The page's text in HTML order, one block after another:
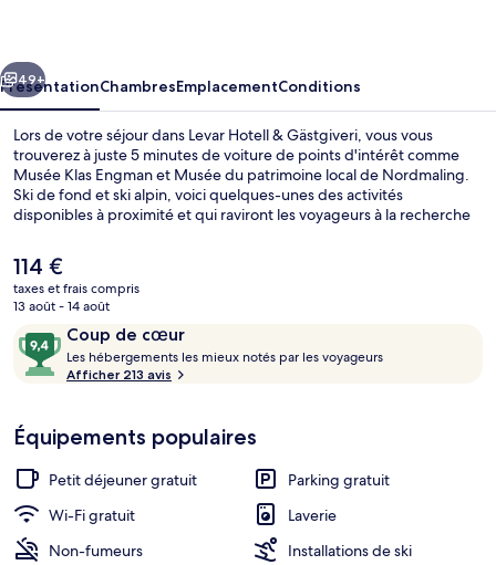
Suivant
49+
PrésentationChambresEmplacementConditions
Lors de votre séjour dans Levar Hotell & Gästgiveri, vous vous
trouverez à juste 5 minutes de voiture de points d'intérêt comme
Musée Klas Engman et Musée du patrimoine local de Nordmaling.
Ski de fond et ski alpin, voici quelques-unes des activités
disponibles à proximité et qui raviront les voyageurs à la recherche
comme l'accès Wi-Fi, le parking sans voiturier et un petit déjeuner
buffet, proposé tous les jours, entre 08 h 00 et 09 h 00. Au menu
des petits plus offerts sur place, on trouve une terrasse et un jardin.
Sympa non ?
Le
prix
actuel
de
114 €.
114 €
taxes et frais compris
13 août - 14 août
Avis
voyageurs
Coup de cœur
9,4
sur
10,
cœur
Les hébergements les mieux notés par les voyageurs
b
e
Afficher 213 avis
Équipements populaires
Petit déjeuner gratuit
Parking gratuit
Wi-Fi gratuit
Laverie
Non-fumeurs
Installations de ski